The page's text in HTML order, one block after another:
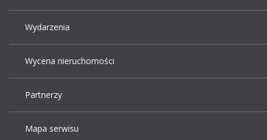
Wydarzenia
Wycena nieruchomości
Partnerzy
Mapa serwisu